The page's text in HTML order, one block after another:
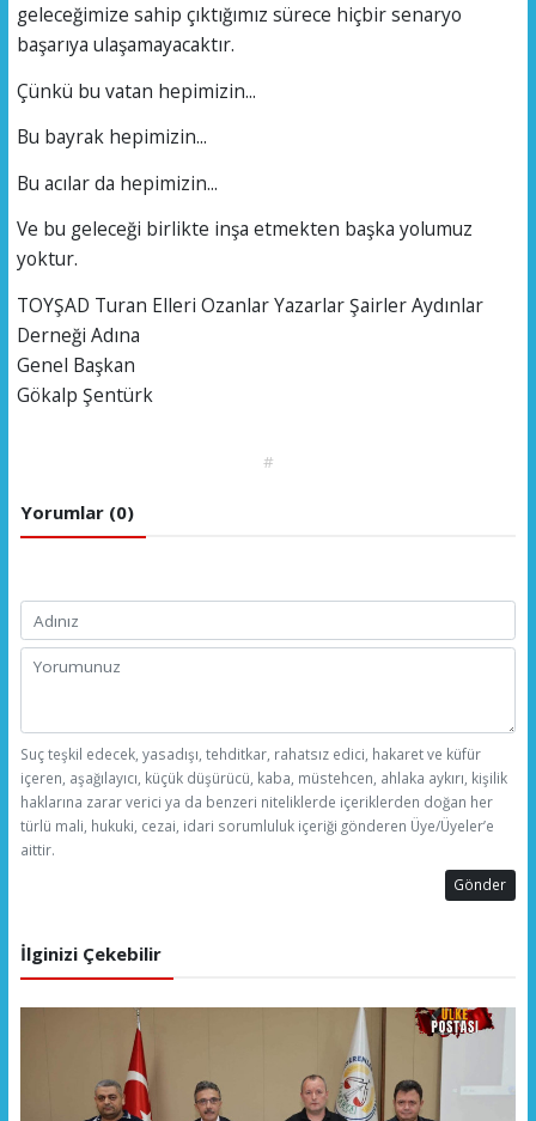
geleceğimize sahip çıktığımız sürece hiçbir senaryo
başarıya ulaşamayacaktır.
Çünkü bu vatan hepimizin...
Bu bayrak hepimizin...
Bu acılar da hepimizin...
Ve bu geleceği birlikte inşa etmekten başka yolumuz
yoktur.
TOYŞAD Turan Elleri Ozanlar Yazarlar Şairler Aydınlar
Derneği Adına
Genel Başkan
Gökalp Şentürk
#
Yorumlar (0)
Suç teşkil edecek, yasadışı, tehditkar, rahatsız edici, hakaret ve küfür
içeren, aşağılayıcı, küçük düşürücü, kaba, müstehcen, ahlaka aykırı, kişilik
haklarına zarar verici ya da benzeri niteliklerde içeriklerden doğan her
türlü mali, hukuki, cezai, idari sorumluluk içeriği gönderen Üye/Üyeler’e
aittir.
Gönder
İlginizi Çekebilir